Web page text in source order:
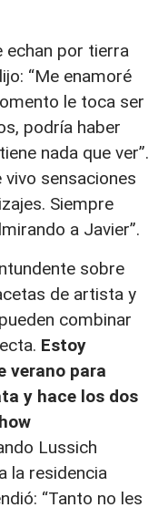
echan por tierra
“Me enamoré
le toca ser
podría haber
nada que ver”.
sensaciones
Siempre
a Javier”.
sobre
de artista y
combinar
Estoy
verano para
y hace los dos
Lussich
la residencia
“Tanto no les